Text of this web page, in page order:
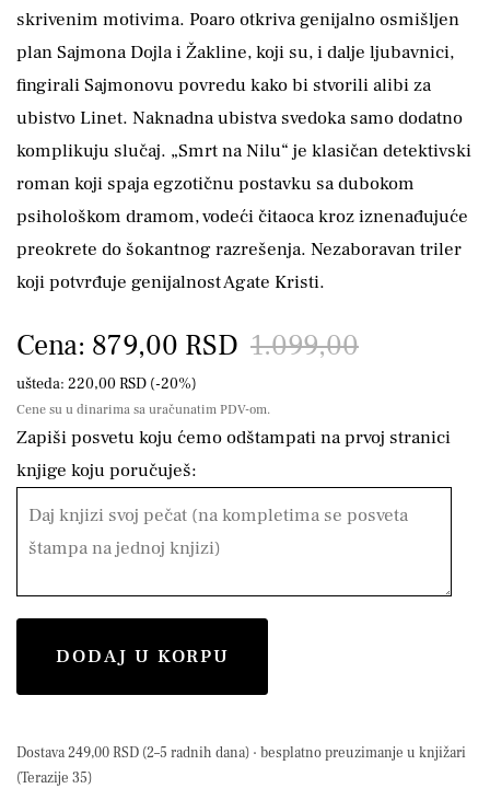
skrivenim motivima. Poaro otkriva genijalno osmišljen
plan Sajmona Dojla i Žakline, koji su, i dalje ljubavnici,
fingirali Sajmonovu povredu kako bi stvorili alibi za
ubistvo Linet. Naknadna ubistva svedoka samo dodatno
komplikuju slučaj. „Smrt na Nilu“ je klasičan detektivski
roman koji spaja egzotičnu postavku sa dubokom
psihološkom dramom, vodeći čitaoca kroz iznenađujuće
preokrete do šokantnog razrešenja. Nezaboravan triler
koji potvrđuje genijalnost Agate Kristi.
Cena: 879,00 RSD 1.099,00
ušteda: 220,00 RSD (-20%)
Cene su u dinarima sa uračunatim PDV-om.
Zapiši posvetu koju ćemo odštampati na prvoj stranici
knjige koju poručuješ:
DODAJ U KORPU
Dostava 249,00 RSD (2–5 radnih dana) · besplatno preuzimanje u knjižari
(Terazije 35)